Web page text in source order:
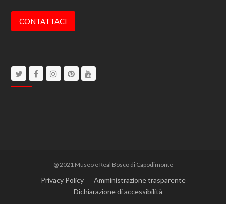
CONTATTACI
TwitterFacebookInstagram
Pinterest
@ 2021 Museo e Real Bosco di Capodimonte
Privacy Policy
Amministrazione trasparente
Dichiarazione di accessibilità